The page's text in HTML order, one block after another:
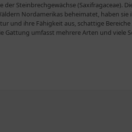
Steinbrechgewächse (Saxifragaceae).
Nordamerikas beheimatet, haben sie
und ihre Fähigkeit aus, schattige
Gattung umfasst mehrere Arten und viele